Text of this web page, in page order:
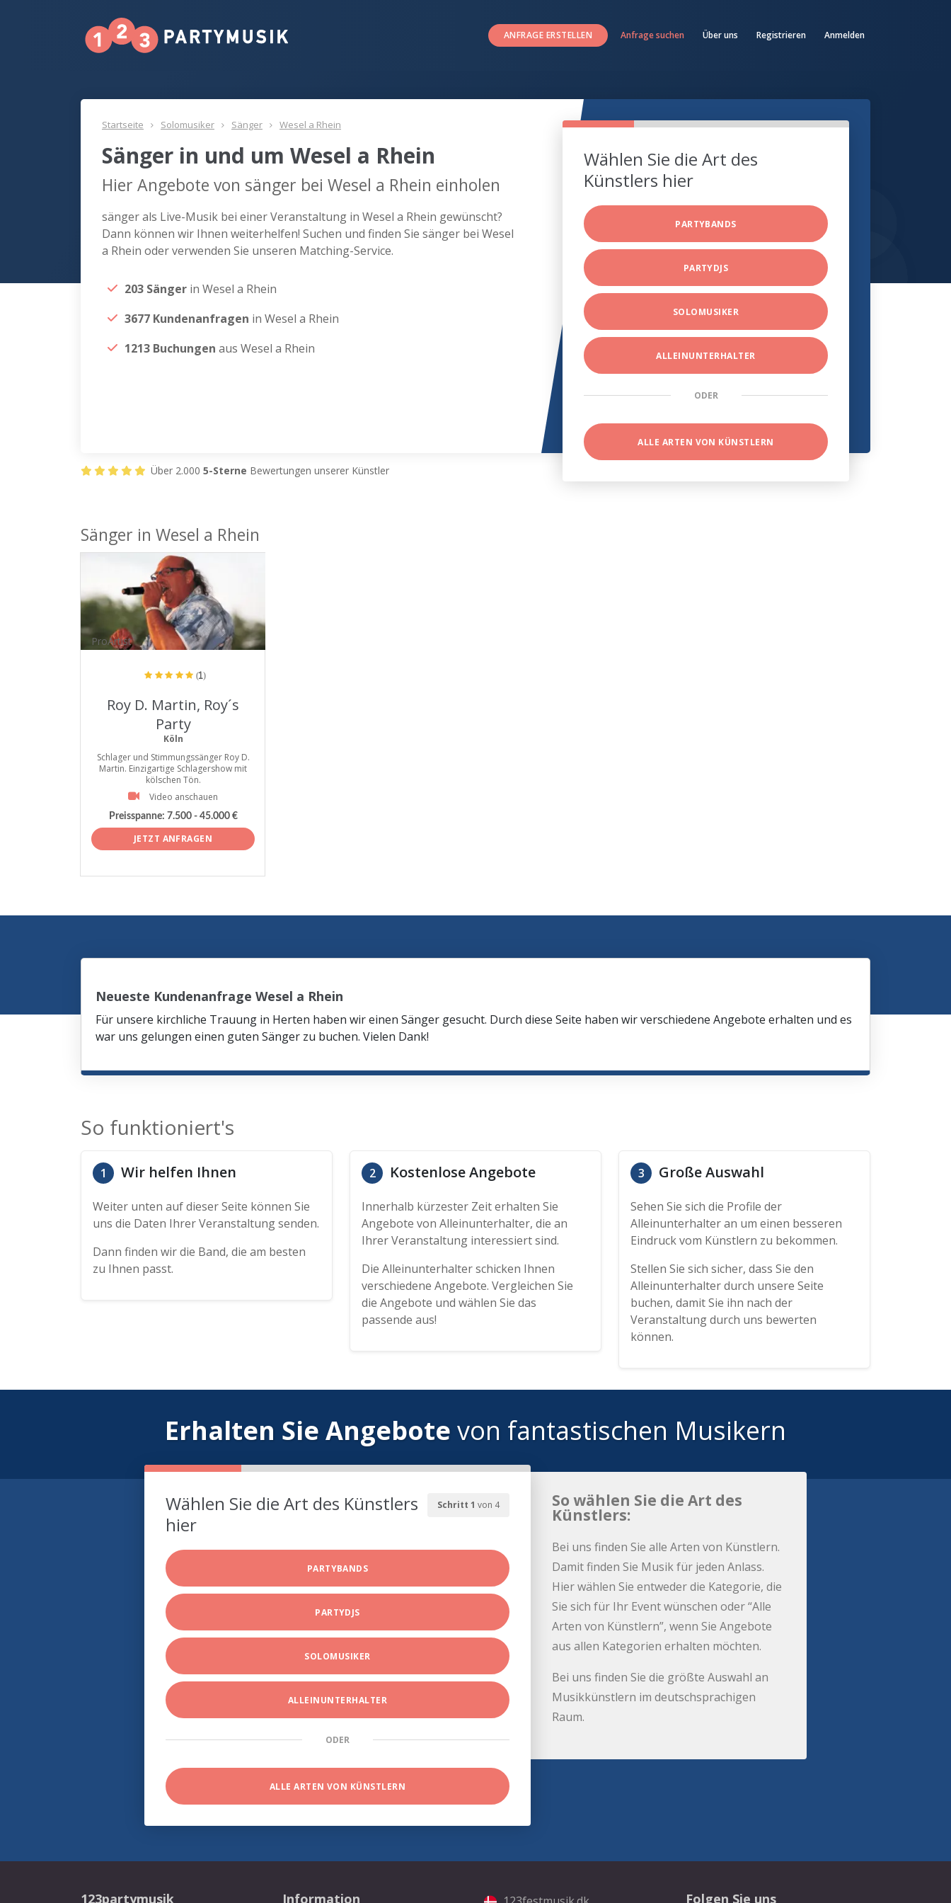
ANFRAGE ERSTELLEN Anfrage suchen Über uns Registrieren Anmelden
Startseite Solomusiker Sänger Wesel a Rhein
Sänger in und um Wesel a Rhein
Hier Angebote von sänger bei Wesel a Rhein einholen
sänger als Live-Musik bei einer Veranstaltung in Wesel a Rhein gewünscht?
Dann können wir Ihnen weiterhelfen! Suchen und finden Sie sänger bei Wesel
a Rhein oder verwenden Sie unseren Matching-Service.
203 Sänger in Wesel a Rhein
3677 Kundenanfragen in Wesel a Rhein
1213 Buchungen aus Wesel a Rhein
Wählen Sie die Art des
Künstlers hier
PARTYBANDS
PARTYDJS
SOLOMUSIKER
ALLEINUNTERHALTER
ODER
ALLE ARTEN VON KÜNSTLERN
Über 2.000 5-Sterne Bewertungen unserer Künstler
Sänger in Wesel a Rhein
ProArtist
(1)
Roy D. Martin, Roy´s
Party
Köln
Schlager und Stimmungssänger Roy D.
Martin. Einzigartige Schlagershow mit
kölschen Tön.
Video anschauen
Preisspanne: 7.500 - 45.000 €
JETZT ANFRAGEN
Neueste Kundenanfrage Wesel a Rhein
Für unsere kirchliche Trauung in Herten haben wir einen Sänger gesucht. Durch diese Seite haben wir verschiedene Angebote erhalten und es
war uns gelungen einen guten Sänger zu buchen. Vielen Dank!
So funktioniert's
1 Wir helfen Ihnen
Weiter unten auf dieser Seite können Sie
uns die Daten Ihrer Veranstaltung senden.
Dann finden wir die Band, die am besten
zu Ihnen passt.
2 Kostenlose Angebote
Innerhalb kürzester Zeit erhalten Sie
Angebote von Alleinunterhalter, die an
Ihrer Veranstaltung interessiert sind.
Die Alleinunterhalter schicken Ihnen
verschiedene Angebote. Vergleichen Sie
die Angebote und wählen Sie das
passende aus!
3 Große Auswahl
Sehen Sie sich die Profile der
Alleinunterhalter an um einen besseren
Eindruck vom Künstlern zu bekommen.
Stellen Sie sich sicher, dass Sie den
Alleinunterhalter durch unsere Seite
buchen, damit Sie ihn nach der
Veranstaltung durch uns bewerten
können.
Erhalten Sie Angebote von fantastischen Musikern
Schritt 1 von 4
Wählen Sie die Art des Künstlers
hier
PARTYBANDS
PARTYDJS
SOLOMUSIKER
ALLEINUNTERHALTER
ODER
ALLE ARTEN VON KÜNSTLERN
So wählen Sie die Art des
Künstlers:
Bei uns finden Sie alle Arten von Künstlern.
Damit finden Sie Musik für jeden Anlass.
Hier wählen Sie entweder die Kategorie, die
Sie sich für Ihr Event wünschen oder “Alle
Arten von Künstlern”, wenn Sie Angebote
aus allen Kategorien erhalten möchten.
Bei uns finden Sie die größte Auswahl an
Musikkünstlern im deutschsprachigen
Raum.
123partymusik Information Folgen Sie uns